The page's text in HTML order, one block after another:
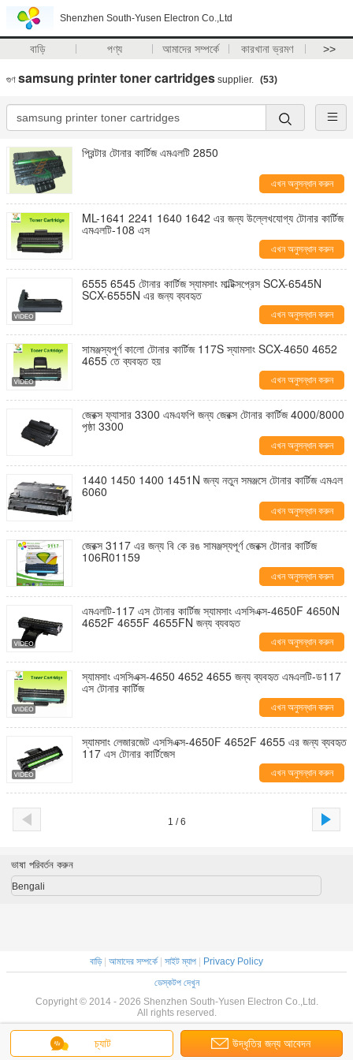
Shenzhen South-Yusen Electron Co.,Ltd
বাড়ি পণ্য আমাদের সম্পর্কে কারখানা ভ্রমণ >>
গুণ samsung printer toner cartridges supplier. (53)
প্রিন্টার টোনার কার্টিজ এমএলটি 2850
এখন অনুসন্ধান করুন
ML-1641 2241 1640 1642 এর জন্য উল্লেখযোগ্য টোনার কার্টিজ
এমএলটি-108 এস
এখন অনুসন্ধান করুন
6555 6545 টোনার কার্টিজ স্যামসাং মাল্টিক্সপ্রেস SCX-6545N
SCX-6555N এর জন্য ব্যবহৃত
এখন অনুসন্ধান করুন
সামঞ্জস্যপূর্ণ কালো টোনার কার্টিজ 117S স্যামসাং SCX-4650 4652
4655 তে ব্যবহৃত হয়
এখন অনুসন্ধান করুন
জেরক্স ফ্যাসার 3300 এমএফপি জন্য জেরক্স টোনার কার্টিজ 4000/8000
পৃষ্ঠা 3300
এখন অনুসন্ধান করুন
1440 1450 1400 1451N জন্য নতুন সমঞ্জসে টোনার কার্টিজ এমএল
6060
এখন অনুসন্ধান করুন
জেরক্স 3117 এর জন্য বি কে রঙ সামঞ্জস্যপূর্ণ জেরক্স টোনার কার্টিজ
106R01159
এখন অনুসন্ধান করুন
এমএলটি-117 এস টোনার কার্টিজ স্যামসাং এসসিএক্স-4650F 4650N
4652F 4655F 4655FN জন্য ব্যবহৃত
এখন অনুসন্ধান করুন
স্যামসাং এসসিএক্স-4650 4652 4655 জন্য ব্যবহৃত এমএলটি-ড117
এস টোনার কার্টিজ
এখন অনুসন্ধান করুন
স্যামসাং লেজারজেট এসসিএক্স-4650F 4652F 4655 এর জন্য ব্যবহৃত
117 এস টোনার কার্টিজেস
এখন অনুসন্ধান করুন
1 / 6
চ্যাট উদ্ধৃতির জন্য আবেদন
ভাষা পরিবর্তন করুন
Bengali
বাড়ি| আমাদের সম্পর্কে সাইট ম্যাপ
Privacy Policy
ডেস্কটপ দেখুন
Copyright © 2014 - 2026 Shenzhen South-Yusen Electron Co.,Ltd.
All rights reserved.